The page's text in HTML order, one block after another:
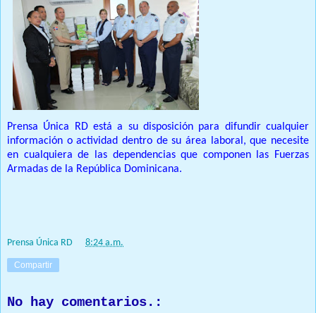
Prensa Única RD está a su disposición para difundir cualquier
información o actividad dentro de su área laboral, que necesite
en cualquiera de las dependencias que componen las Fuerzas
Armadas de la República Dominicana.
Prensa Única RD 8:24 a.m.
Compartir
No hay comentarios.: